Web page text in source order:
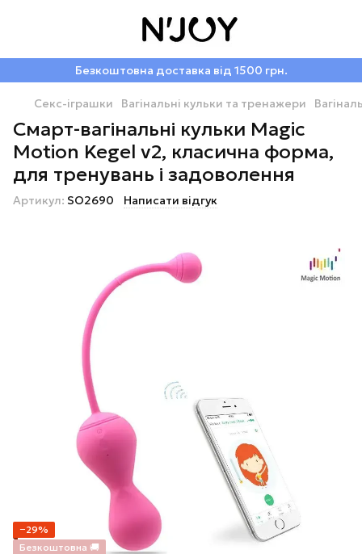
Безкоштовна доставка від 1500 грн.
Секс-іграшки Вагінальні кульки та тренажери
Смарт-вагінальні кульки Magic
Motion Kegel v2, класична форма,
для тренувань і задоволення
Артикул: SO2690 Написати відгук
−29%
Безкоштовна 🚚